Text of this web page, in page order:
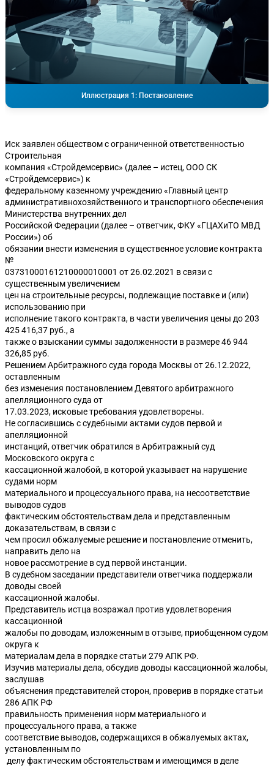
Иллюстрация 1: Постановление
Иск заявлен обществом с ограниченной ответственностью
Строительная
компания «Стройдемсервис» (далее – истец, ООО СК
«Стройдемсервис») к
федеральному казенному учреждению «Главный центр
административнохозяйственного и транспортного обеспечения
Министерства внутренних дел
Российской Федерации (далее – ответчик, ФКУ «ГЦАХиТО МВД
России») об
обязании внести изменения в существенное условие контракта
№
03731000161210000010001 от 26.02.2021 в связи с
существенным увеличением
цен на строительные ресурсы, подлежащие поставке и (или)
использованию при
исполнение такого контракта, в части увеличения цены до 203
425 416,37 руб., а
также о взыскании суммы задолженности в размере 46 944
326,85 руб.
Решением Арбитражного суда города Москвы от 26.12.2022,
оставленным
без изменения постановлением Девятого арбитражного
апелляционного суда от
17.03.2023, исковые требования удовлетворены.
Не согласившись с судебными актами судов первой и
апелляционной
инстанций, ответчик обратился в Арбитражный суд
Московского округа с
кассационной жалобой, в которой указывает на нарушение
судами норм
материального и процессуального права, на несоответствие
выводов судов
фактическим обстоятельствам дела и представленным
доказательствам, в связи с
чем просил обжалуемые решение и постановление отменить,
направить дело на
новое рассмотрение в суд первой инстанции.
В судебном заседании представители ответчика поддержали
доводы своей
кассационной жалобы.
Представитель истца возражал против удовлетворения
кассационной
жалобы по доводам, изложенным в отзыве, приобщенном судом
округа к
материалам дела в порядке статьи 279 АПК РФ.
Изучив материалы дела, обсудив доводы кассационной жалобы,
заслушав
объяснения представителей сторон, проверив в порядке статьи
286 АПК РФ
правильность применения норм материального и
процессуального права, а также
соответствие выводов, содержащихся в обжалуемых актах,
установленным по
делу фактическим обстоятельствам и имеющимся в деле